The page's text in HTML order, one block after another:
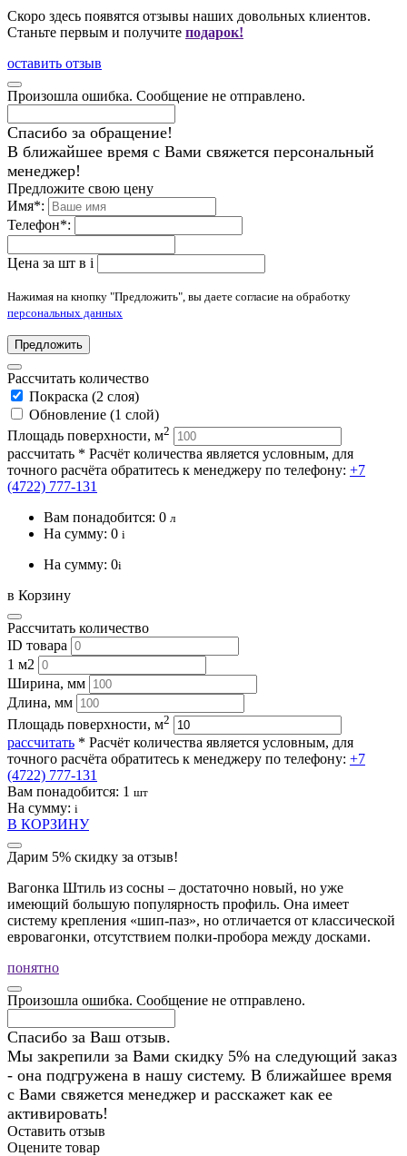
Скоро здесь появятся отзывы наших довольных клиентов.
Станьте первым и получите подарок!
оставить отзыв
Произошла ошибка. Сообщение не отправлено.
Спасибо за обращение!
В ближайшее время с Вами свяжется персональный
менеджер!
Предложите свою цену
Имя*:
Телефон*:
Цена за шт в i
Нажимая на кнопку "Предложить", вы даете согласие на обработку
персональных данных
Предложить
Рассчитать количество
Покраска (2 слоя)
Обновление (1 слой)
Площадь поверхности, м2
рассчитать * Расчёт количества является условным, для
точного расчёта обратитесь к менеджеру по телефону: +7
(4722) 777-131
Вам понадобится: 0 л
На сумму: 0 i
На сумму: 0i
в Корзину
Рассчитать количество
ID товара
1 м2
Ширина, мм
Длина, мм
Площадь поверхности, м2
рассчитать * Расчёт количества является условным, для
точного расчёта обратитесь к менеджеру по телефону: +7
(4722) 777-131
Вам понадобится: 1 шт
На сумму: i
В КОРЗИНУ
Дарим 5% скидку за отзыв!
Вагонка Штиль из сосны – достаточно новый, но уже
имеющий большую популярность профиль. Она имеет
систему крепления «шип-паз», но отличается от классической
евровагонки, отсутствием полки-пробора между досками.
понятно
Произошла ошибка. Сообщение не отправлено.
Спасибо за Ваш отзыв.
Мы закрепили за Вами скидку 5% на следующий заказ
- она подгружена в нашу систему. В ближайшее время
с Вами свяжется менеджер и расскажет как ее
активировать!
Оставить отзыв
Оцените товар